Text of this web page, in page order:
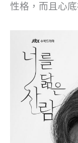
性格，而且心